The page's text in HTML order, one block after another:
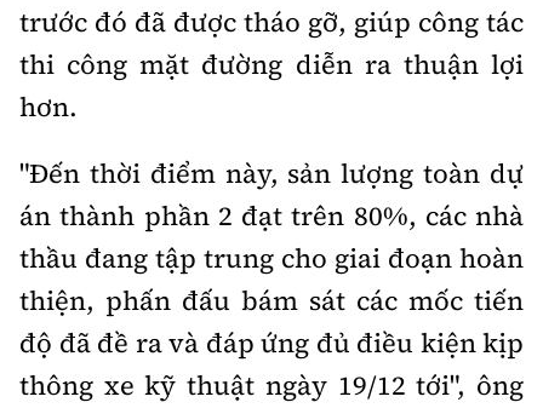
trước đó đã được tháo gỡ, giúp công tác
thi công mặt đường diễn ra thuận lợi
hơn.
"Đến thời điểm này, sản lượng toàn dự
án thành phần 2 đạt trên 80%, các nhà
thầu đang tập trung cho giai đoạn hoàn
thiện, phấn đấu bám sát các mốc tiến
độ đã đề ra và đáp ứng đủ điều kiện kịp
thông xe kỹ thuật ngày 19/12 tới", ông